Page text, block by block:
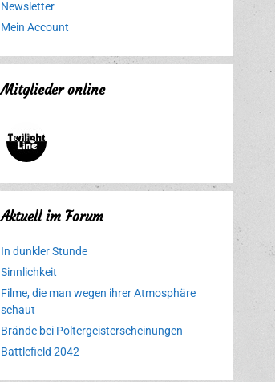
Newsletter
Mein Account
Mitglieder online
Aktuell im Forum
In dunkler Stunde
Sinnlichkeit
Filme, die man wegen ihrer Atmosphäre
schaut
Brände bei Poltergeisterscheinungen
Battlefield 2042